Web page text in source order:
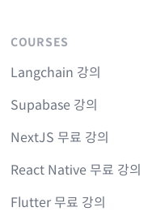
COURSES
Langchain 강의
Supabase 강의
NextJS 무료 강의
React Native 무료 강의
Flutter 무료 강의